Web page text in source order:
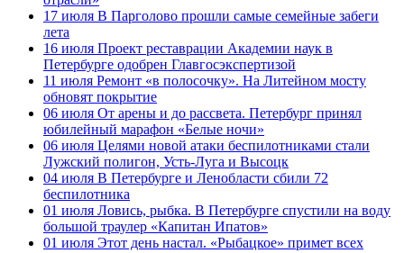
17 июля В Парголово прошли самые семейные забеги
лета
16 июля Проект реставрации Академии наук в
Петербурге одобрен Главгосэкспертизой
11 июля Ремонт «в полосочку». На Литейном мосту
обновят покрытие
06 июля От арены и до рассвета. Петербург принял
юбилейный марафон «Белые ночи»
06 июля Целями новой атаки беспилотниками стали
Лужский полигон, Усть-Луга и Высоцк
04 июля В Петербурге и Ленобласти сбили 72
беспилотника
01 июля Ловись, рыбка. В Петербурге спустили на воду
большой траулер «Капитан Ипатов»
01 июля Этот день настал. «Рыбацкое» примет всех